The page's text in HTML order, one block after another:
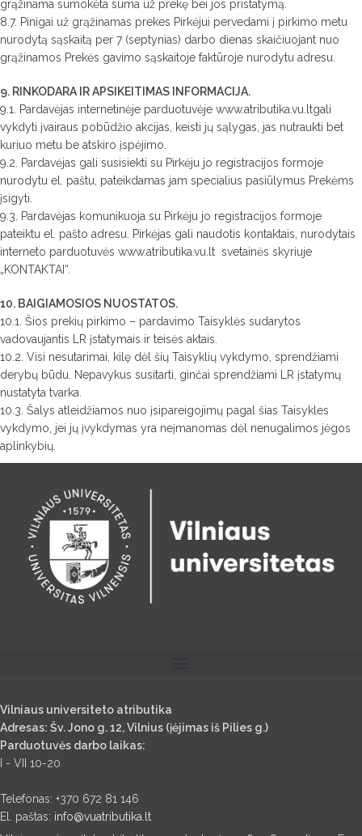
grąžinama sumokėta suma už prekę bei jos pristatymą.
8.7. Pinigai už grąžinamas prekes Pirkėjui pervedami į pirkimo metu
nurodytą sąskaitą per 7 (septynias) darbo dienas skaičiuojant nuo
grąžinamos Prekės gavimo sąskaitoje faktūroje nurodytu adresu.
9. RINKODARA IR APSIKEITIMAS INFORMACIJA.
9.1. Pardavėjas internetinėje parduotuvėje www.atributika.vu.ltgali
vykdyti įvairaus pobūdžio akcijas, keisti jų sąlygas, jas nutraukti bet
kuriuo metu be atskiro įspėjimo.
9.2. Pardavėjas gali susisiekti su Pirkėju jo registracijos formoje
nurodytu el. paštu, pateikdamas jam specialius pasiūlymus Prekėms
įsigyti.
9.3. Pardavėjas komunikuoja su Pirkėju jo registracijos formoje
pateiktu el. pašto adresu. Pirkėjas gali naudotis kontaktais, nurodytais
interneto parduotuvės www.atributika.vu.lt svetainės skyriuje
„KONTAKTAI“.
10. BAIGIAMOSIOS NUOSTATOS.
10.1. Šios prekių pirkimo – pardavimo Taisyklės sudarytos
vadovaujantis LR įstatymais ir teisės aktais.
10.2. Visi nesutarimai, kilę dėl šių Taisyklių vykdymo, sprendžiami
derybų būdu. Nepavykus susitarti, ginčai sprendžiami LR įstatymų
nustatyta tvarka.
10.3. Šalys atleidžiamos nuo įsipareigojimų pagal šias Taisykles
vykdymo, jei jų įvykdymas yra neįmanomas dėl nenugalimos jėgos
aplinkybių.
Vilniaus universiteto atributika
Adresas: Šv. Jono g. 12, Vilnius (įėjimas iš Pilies g.)
Parduotuvės darbo laikas:
I - VII 10-20
Telefonas: +370 672 81 146
El. paštas: info@vuatributika.lt